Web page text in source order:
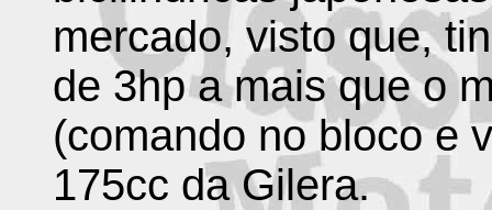
mercado, visto que,
de 3hp a mais que o
(comando no bloco e
175cc da Gilera.